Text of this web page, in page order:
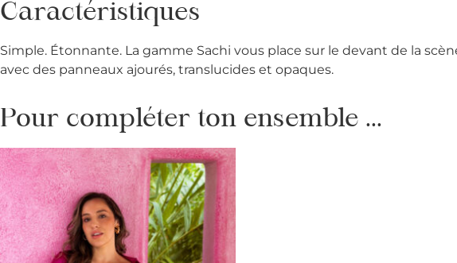
Caractéristiques
Simple. Étonnante. La gamme Sachi vous place sur le devant de la
avec des panneaux ajourés, translucides et opaques.
Pour compléter ton ensemble ...